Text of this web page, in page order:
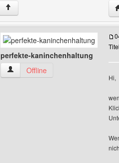
↑
perfekte-kaninchenhaltung
perfekte-kaninchenhaltung
Offline
Hi,